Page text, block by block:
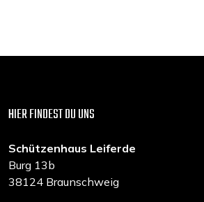
HIER FINDEST DU UNS
Schützenhaus Leiferde
Burg 13b
38124 Braunschweig